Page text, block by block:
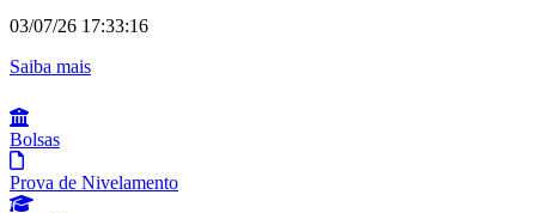
03/07/26 17:33:16
Saiba mais(link para Alteração de data: entrevistas de nivelamento
Bolsas
Prova de Nivelamento